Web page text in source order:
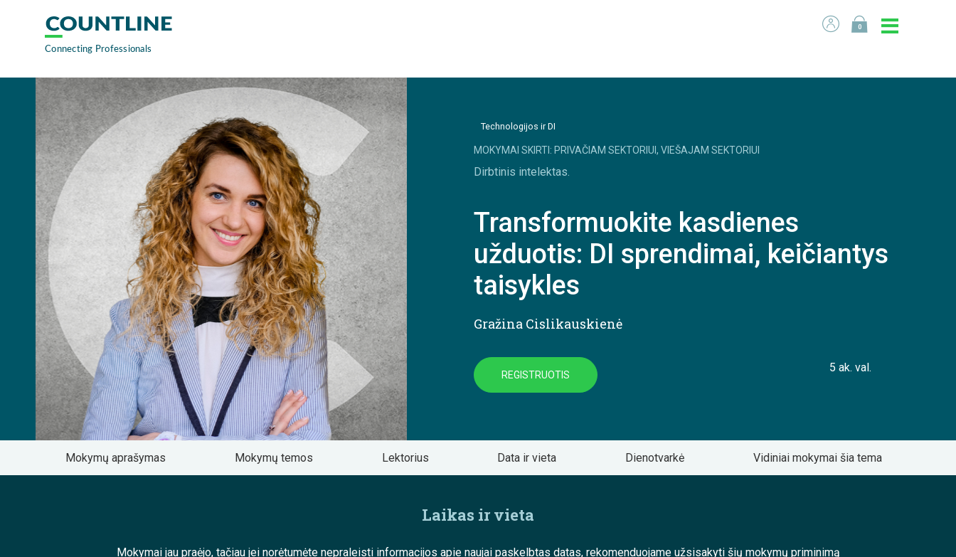
0
Technologijos ir DI
MOKYMAI SKIRTI: PRIVAČIAM SEKTORIUI, VIEŠAJAM SEKTORIUI
Dirbtinis intelektas.
Transformuokite kasdienes
užduotis: DI sprendimai, keičiantys
taisykles
Gražina Cislikauskienė
REGISTRUOTIS
5 ak. val.
Mokymų aprašymas Mokymų temos Lektorius Data ir vieta Dienotvarkė Vidiniai mokymai šia tema
Laikas ir vieta
Mokymai jau praėjo, tačiau jei norėtumėte nepraleisti informacijos apie naujai paskelbtas datas, rekomenduojame užsisakyti šių mokymų priminimą